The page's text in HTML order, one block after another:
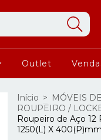
Outlet
Início > MÓVEIS
ROUPEIRO /
Roupeiro de Aço 12
1250(L) X 400(P)mm